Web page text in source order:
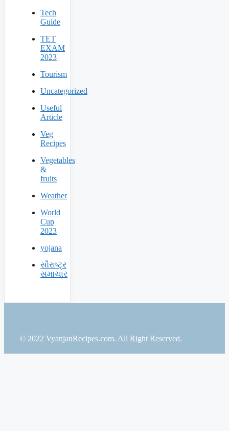
Tech
Guide
TET
EXAM
2023
Tourism
Uncategorized
Useful
Article
Veg
Recipes
Vegetables
&
fruits
Weather
World
Cup
2023
yojana
સૌરાષ્ટ્ર
સમાચાર
© 2022 VyanjanRecipes.com. All Right Reserved.